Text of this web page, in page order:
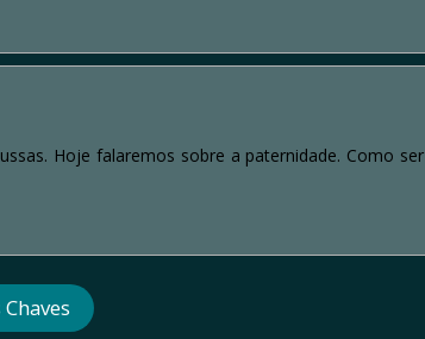
Hoje falaremos sobre a paternidade. Como ser